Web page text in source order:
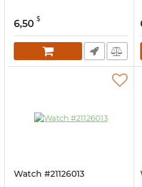
6,50 $
Watch #21126013